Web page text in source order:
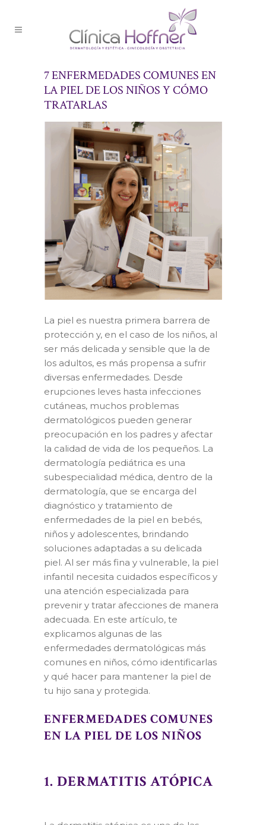
7 ENFERMEDADES COMUNES EN
LA PIEL DE LOS NIÑOS Y CÓMO
TRATARLAS
La piel es nuestra primera barrera de
protección y, en el caso de los niños, al
ser más delicada y sensible que la de
los adultos, es más propensa a sufrir
diversas enfermedades. Desde
erupciones leves hasta infecciones
cutáneas, muchos problemas
dermatológicos pueden generar
preocupación en los padres y afectar
la calidad de vida de los pequeños. La
dermatología pediátrica es una
subespecialidad médica, dentro de la
dermatología, que se encarga del
diagnóstico y tratamiento de
enfermedades de la piel en bebés,
niños y adolescentes, brindando
soluciones adaptadas a su delicada
piel. Al ser más fina y vulnerable, la piel
infantil necesita cuidados específicos y
una atención especializada para
prevenir y tratar afecciones de manera
adecuada. En este artículo, te
explicamos algunas de las
enfermedades dermatológicas más
comunes en niños, cómo identificarlas
y qué hacer para mantener la piel de
tu hijo sana y protegida.
ENFERMEDADES COMUNES
EN LA PIEL DE LOS NIÑOS
1. DERMATITIS ATÓPICA